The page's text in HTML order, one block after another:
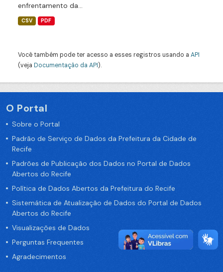
enfrentamento da...
CSV PDF
Você também pode ter acesso a esses registros usando a API
(veja Documentação da API).
O Portal
Sobre o Portal
Padrão de Serviço de Dados da Prefeitura da Cidade de
Recife
Padrões de Publicação dos Dados no Portal de Dados
Abertos do Recife
Política de Dados Abertos da Prefeitura do Recife
Sistemática de Atualização de Dados do Portal de Dados
Abertos do Recife
Visualizações de Dados
Perguntas Frequentes
Agradecimentos